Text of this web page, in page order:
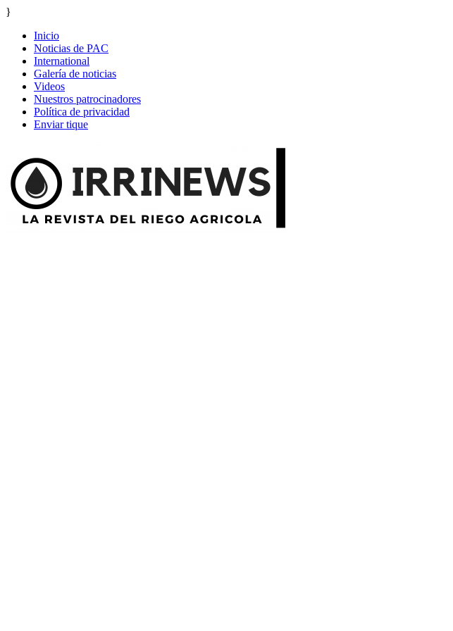
}
Inicio
Noticias de PAC
International
Galería de noticias
Videos
Nuestros patrocinadores
Política de privacidad
Enviar tique